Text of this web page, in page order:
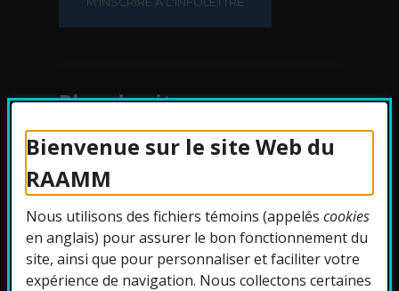
Bienvenue sur le site Web du
RAAMM
Nous utilisons des fichiers témoins (appeléscookies
en anglais) pour assurer le bon fonctionnement du
site, ainsi que pour personnaliser et faciliter votre
expérience de navigation. Nous collectons certaines
Plan du site
Protection des
renseignements
Accessibilité